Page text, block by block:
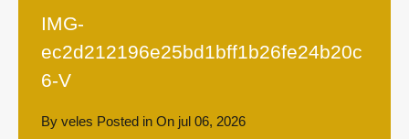
IMG-
ec2d212196e25bd1bff1b26fe24b20c
6-V
By veles Posted in On jul 06, 2026